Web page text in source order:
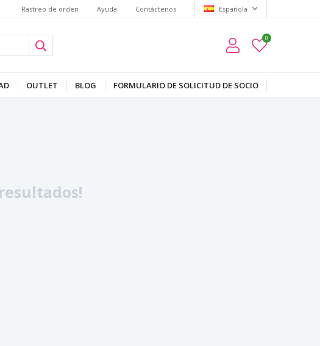
Rastreo de orden Ayuda Contáctenos Española
0
OUTLET BLOG FORMULARIO DE SOLICITUD DE SOCIO